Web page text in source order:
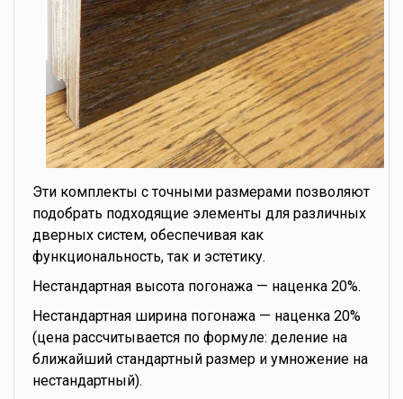
Эти комплекты с точными размерами позволяют
подобрать подходящие элементы для различных
дверных систем, обеспечивая как
функциональность, так и эстетику.
Нестандартная высота погонажа — наценка 20%.
Нестандартная ширина погонажа — наценка 20%
(цена рассчитывается по формуле: деление на
ближайший стандартный размер и умножение на
нестандартный).